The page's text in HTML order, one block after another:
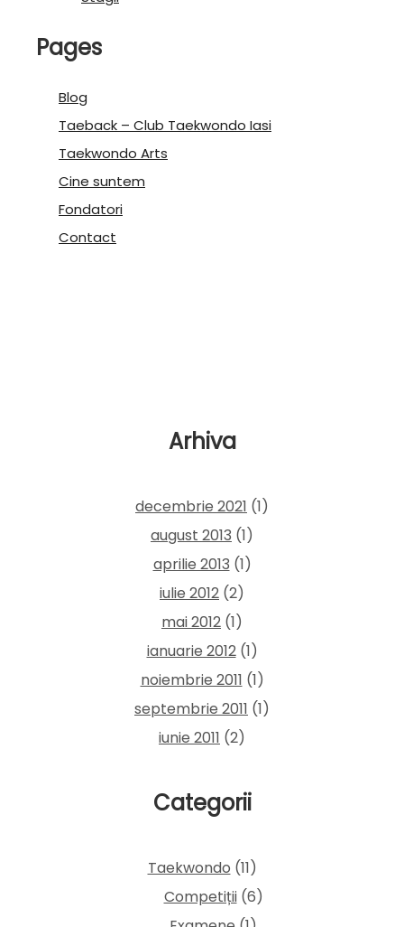
Pages
Blog
Taeback – Club Taekwondo Iasi
Taekwondo Arts
Cine suntem
Fondatori
Contact
Arhiva
decembrie 2021 (1)
august 2013 (1)
aprilie 2013 (1)
iulie 2012 (2)
mai 2012 (1)
ianuarie 2012(1)
noiembrie 2011 (1)
septembrie 2011 (1)
iunie 2011 (2)
Categorii
Taekwondo (11)
Competiții(6)